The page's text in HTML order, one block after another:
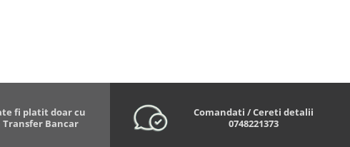
fi platit doar cu
Bancar
Comandati / Cereti detalii
0748221373